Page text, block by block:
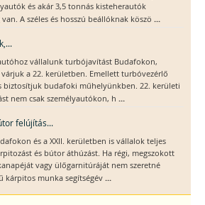
és akár 3,5 tonnás kisteherautók
A széles és hosszú beállóknak köszö ...
vállalunk turbójavítást Budafokon,
a 22. kerületben. Emellett turbóvezérlő
biztosítjuk budafoki műhelyünkben. 22. kerületi
nem csak személyautókon, h ...
felújítás...
és a XXII. kerületben is vállalok teljes
és bútor áthúzást. Ha régi, megszokott
vagy ülőgarnitúráját nem szeretné
kárpitos munka segítségév ...